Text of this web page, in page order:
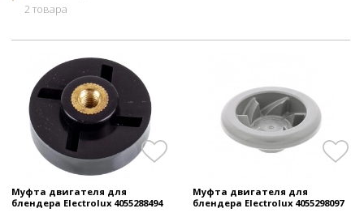
2 товара
Муфта двигателя для
блендера Electrolux 4055288494
Муфта двигателя для
блендера Electrolux 4055298097